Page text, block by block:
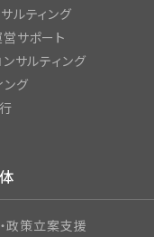
ルティング
サポート
サルティング
ング
政策立案支援